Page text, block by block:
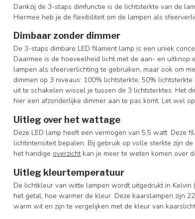
Dankzij de 3-staps dimfunctie is de lichtsterkte van de
Hiermee heb je de flexibiliteit om de lampen als
Dimbaar zonder dimmer
De 3-staps dimbare LED filament lamp is een uniek
Daarmee is de hoeveelheid licht met de aan- en uitknop
lampen als sfeerverlichting te gebruiken, maar ook om
dimmen op 3 niveaus: 100% lichtsterkte, 50%
uit te schakelen wissel je tussen de 3 lichtsterktes. Het
hier een afzonderlijke dimmer aan te pas komt. Let wel
Uitleg over het wattage
Deze LED lamp heeft een vermogen van 5,5 watt. Deze
lichtintensiteit bepalen. Bij gebruik op volle sterkte zijn
het handige overzichtkan je meer te weten komen over
Uitleg kleurtemperatuur
De lichtkleur van witte lampen wordt uitgedrukt in
het getal, hoe warmer de kleur. Deze kaarslampen zijn
warm wit en zijn te vergelijken met de kleur van